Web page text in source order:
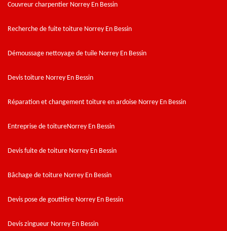
Couvreur charpentier Norrey En Bessin
Recherche de fuite toiture Norrey En Bessin
Démoussage nettoyage de tuile Norrey En Bessin
Devis toiture Norrey En Bessin
Réparation et changement toiture en ardoise Norrey En Bessin
Entreprise de toitureNorrey En Bessin
Devis fuite de toiture Norrey En Bessin
Bâchage de toiture Norrey En Bessin
Devis pose de gouttière Norrey En Bessin
Devis zingueur Norrey En Bessin